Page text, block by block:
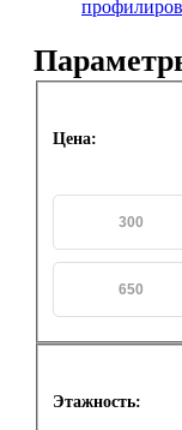
Цена:
Этажность: